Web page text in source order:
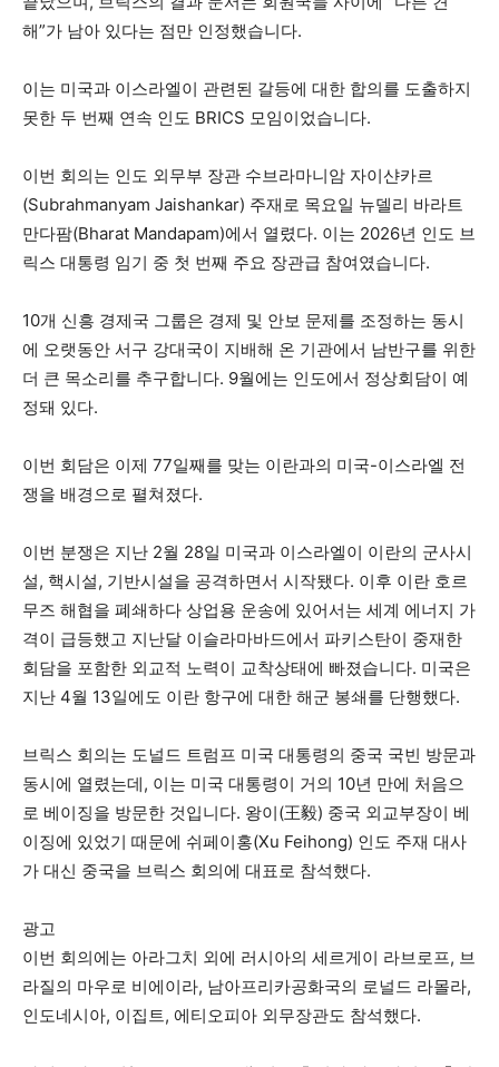
해”가 남아 있다는 점만 인정했습니다.
이는 미국과 이스라엘이 관련된 갈등에 대한 합의를 도출하지
못한 두 번째 연속 인도 BRICS 모임이었습니다.
이번 회의는 인도 외무부 장관 수브라마니암 자이샨카르
(Subrahmanyam Jaishankar) 주재로 목요일 뉴델리 바라트
만다팜(Bharat Mandapam)에서 열렸다. 이는 2026년 인도 브
릭스 대통령 임기 중 첫 번째 주요 장관급 참여였습니다.
10개 신흥 경제국 그룹은 경제 및 안보 문제를 조정하는 동시
에 오랫동안 서구 강대국이 지배해 온 기관에서 남반구를 위한
더 큰 목소리를 추구합니다. 9월에는 인도에서 정상회담이 예
정돼 있다.
이번 회담은 이제 77일째를 맞는 이란과의 미국-이스라엘 전
쟁을 배경으로 펼쳐졌다.
이번 분쟁은 지난 2월 28일 미국과 이스라엘이 이란의 군사시
설, 핵시설, 기반시설을 공격하면서 시작됐다. 이후 이란 호르
무즈 해협을 폐쇄하다 상업용 운송에 있어서는 세계 에너지 가
격이 급등했고 지난달 이슬라마바드에서 파키스탄이 중재한
회담을 포함한 외교적 노력이 교착상태에 빠졌습니다. 미국은
지난 4월 13일에도 이란 항구에 대한 해군 봉쇄를 단행했다.
브릭스 회의는 도널드 트럼프 미국 대통령의 중국 국빈 방문과
동시에 열렸는데, 이는 미국 대통령이 거의 10년 만에 처음으
로 베이징을 방문한 것입니다. 왕이(王毅) 중국 외교부장이 베
이징에 있었기 때문에 쉬페이홍(Xu Feihong) 인도 주재 대사
가 대신 중국을 브릭스 회의에 대표로 참석했다.
광고
이번 회의에는 아라그치 외에 러시아의 세르게이 라브로프, 브
라질의 마우로 비에이라, 남아프리카공화국의 로널드 라몰라,
인도네시아, 이집트, 에티오피아 외무장관도 참석했다.